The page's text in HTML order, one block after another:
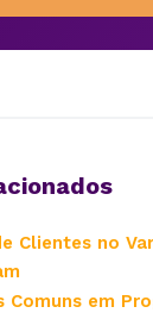
Clientes no
Comuns em